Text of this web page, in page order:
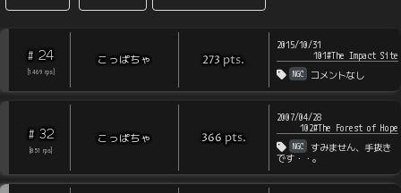
# 24
1469 rps
こっぱちゃ 273 pts.
2015/10/31
101#The Impact Site
NGC コメントなし
# 32
[851 rps
こっぱちゃ 366 pts.
2007/04/28
102#The Forest of Hope
NGC
すみません、手抜き
です・・。